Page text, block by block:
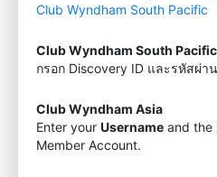
Club Wyndham South Pacific
Club Wyndham South
กรอก Discovery ID และรหัสผ่า
Club Wyndham Asia
Enter your Username and the
Member Account.